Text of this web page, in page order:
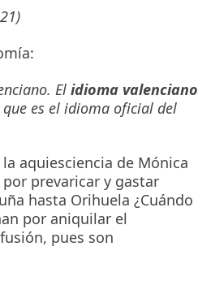
El idioma valenciano
es el idioma oficial del
aquiesciencia de Mónica
prevaricar y gastar
hasta Orihuela ¿Cuándo
por aniquilar el
pues son